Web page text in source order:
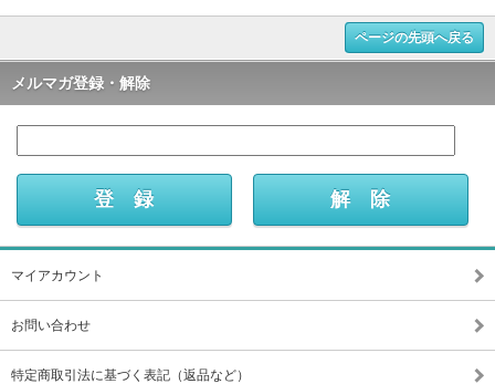
ページの先頭へ戻る
メルマガ登録・解除
マイアカウント
お問い合わせ
特定商取引法に基づく表記（返品など）